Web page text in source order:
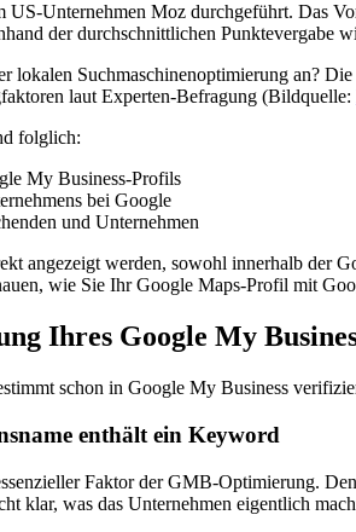
Unternehmen Moz durchgeführt. Das
der durchschnittlichen Punktevergabe
laut Experten-Befragung (Bildquelle:
folglich:
My Business-Profils
bei Google
und Unternehmen
angezeigt werden, sowohl innerhalb der
wie Sie Ihr Google Maps-Profil mit
Ihres Google My
schon in Google My Business
enthält ein Keyword
Faktor der GMB-Optimierung.
klar, was das Unternehmen eigentlich